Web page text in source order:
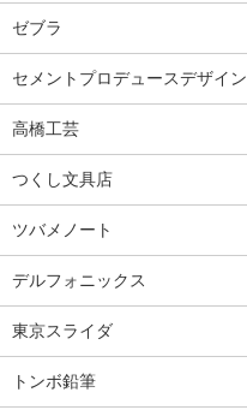
ゼブラ
セメントプロデュースデザイン
高橋工芸
つくし文具店
ツバメノート
デルフォニックス
東京スライダ
トンボ鉛筆